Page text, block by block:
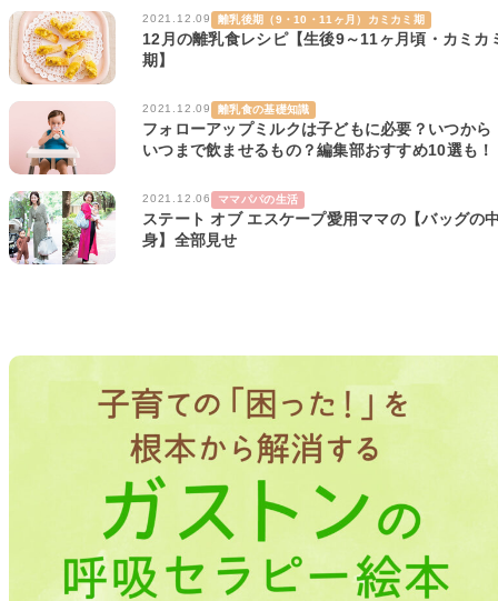
2021.12.09 離乳後期（9・10・11ヶ月）カミカミ期
12月の離乳食レシピ【生後9～11ヶ月頃・カミカ
期】
2021.12.09 離乳食の基礎知識
フォローアップミルクは子どもに必要？いつから
いつまで飲ませるもの？編集部おすすめ10選も！
2021.12.06 ママパパの生活
ステート オブ エスケープ愛用ママの【バッグの
身】全部見せ